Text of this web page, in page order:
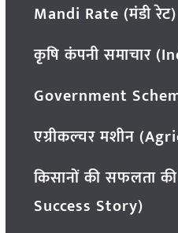
Mandi Rate (मंडी रेट)
कृषि कंपनी समाचार
Government
एग्रीकल्चर मशीन
किसानों की सफलता
Success Story)